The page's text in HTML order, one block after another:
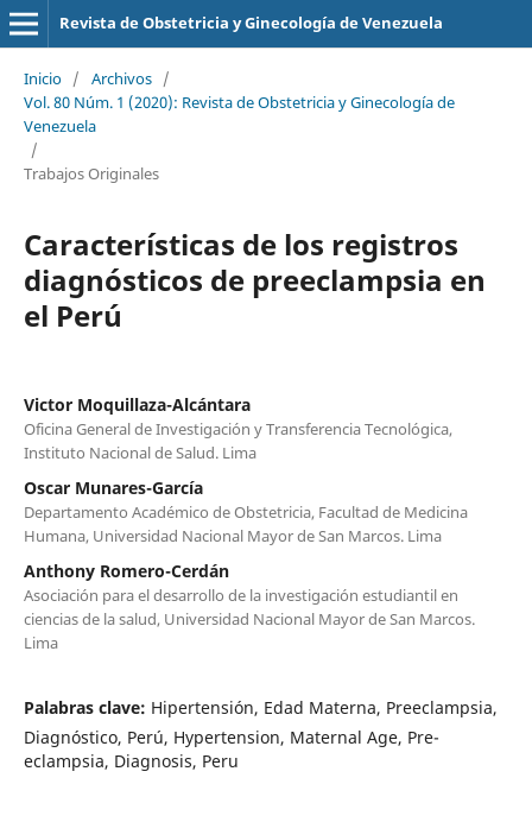
Revista de Obstetricia y Ginecología de Venezuela
Inicio / Archivos /
Vol. 80 Núm. 1 (2020): Revista de Obstetricia y Ginecología de
Venezuela
/
Trabajos Originales
Características de los registros
diagnósticos de preeclampsia en
el Perú
Victor Moquillaza-Alcántara
Oficina General de Investigación y Transferencia Tecnológica,
Instituto Nacional de Salud. Lima
Oscar Munares-García
Departamento Académico de Obstetricia, Facultad de Medicina
Humana, Universidad Nacional Mayor de San Marcos. Lima
Anthony Romero-Cerdán
Asociación para el desarrollo de la investigación estudiantil en
ciencias de la salud, Universidad Nacional Mayor de San Marcos.
Lima
Palabras clave: Hipertensión, Edad Materna, Preeclampsia,
Diagnóstico, Perú, Hypertension, Maternal Age, Pre-
eclampsia, Diagnosis, Peru